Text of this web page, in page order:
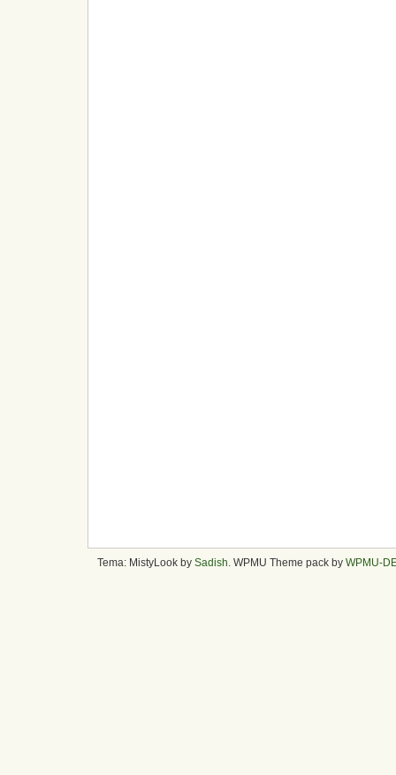
Tema: MistyLook by Sadish . WPMU Theme pack by WPMU-